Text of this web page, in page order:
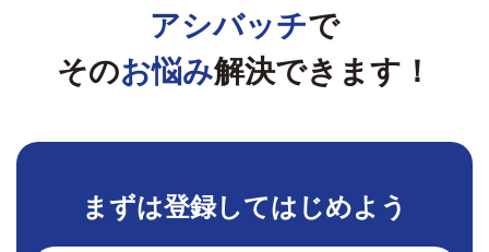
アシバッチで
そのお悩み解決できます！
まずは登録してはじめよう